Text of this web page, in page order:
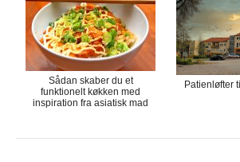
Sådan skaber du et
funktionelt køkken med
inspiration fra asiatisk mad
Patienløfter